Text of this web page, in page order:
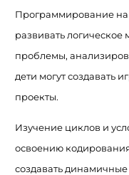
Программирование на
развивать
проблемы,
дети могут создавать
проекты.
Изучение циклов и
освоению
создавать